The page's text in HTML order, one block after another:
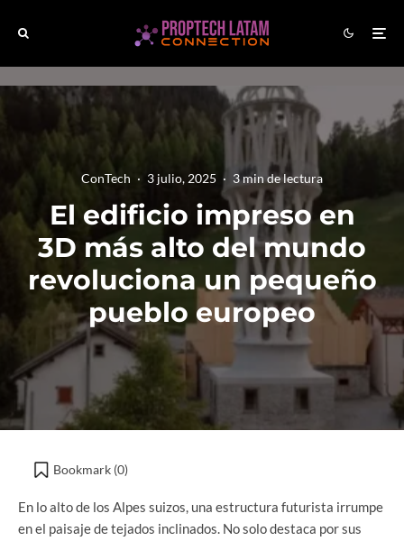
ConTech · 3 julio, 2025 · 3 min de lectura
El edificio impreso en
3D más alto del mundo
revoluciona un pequeño
pueblo europeo
Bookmark (0)
En lo alto de los Alpes suizos, una estructura futurista irrumpe
en el paisaje de tejados inclinados. No solo destaca por sus